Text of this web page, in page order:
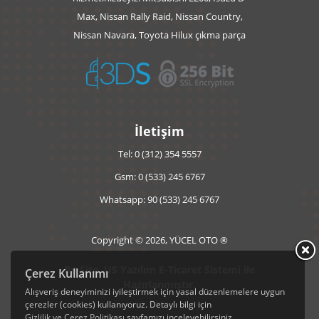
Sitemizde mevcut olan Yedek Çıkma Parçalar; Mitsubishi L200
Yedek Parçaları, Toyota Hilux Yedek Parçaları, Ford Ranger
Yedek Parçaları, Nissan Skystar Yedek Parçalarıdır.
Ayrıca L200, Hilux, Ranger, D-Max, Navara ve Skystar
seçenekleriyle sitemizde mevcuttur.
Çerez Kullanımı
Alışveriş deneyiminizi iyileştirmek için yasal düzenlemelere uygun
çerezler (cookies) kullanıyoruz. Detaylı bilgi için
Max, Nissan Rally Raid, Nissan Country,
Nissan Navara, Toyota Hilux çıkma parça
İletişim
Tel: 0 (312) 354 5557
Gsm: 0 (533) 245 6767
Whatsapp: 90 (533) 245 6767
Copyright © 2026, YÜCEL OTO ®
Bu Site, US Yazılım